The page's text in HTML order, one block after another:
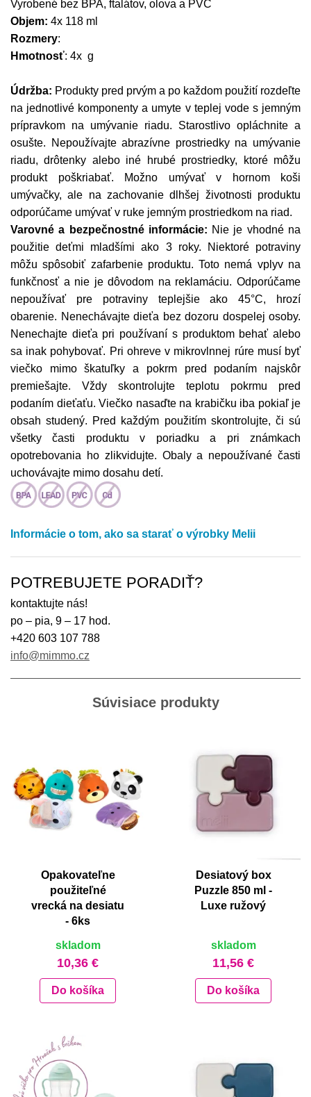
Vyrobené bez BPA, ftalátov, olova a PVC
Objem: 4x 118 ml
Rozmery:
Hmotnosť: 4x g
Údržba: Produkty pred prvým a po každom použití rozdeľte
na jednotlivé komponenty a umyte v teplej vode s jemným
prípravkom na umývanie riadu. Starostlivo opláchnite a
osušte. Nepoužívajte abrazívne prostriedky na umývanie
riadu, drôtenky alebo iné hrubé prostriedky, ktoré môžu
produkt poškriabať. Možno umývať v hornom koši
umývačky, ale na zachovanie dlhšej životnosti produktu
odporúčame umývať v ruke jemným prostriedkom na riad.
Varovné a bezpečnostné informácie: Nie je vhodné na
použitie deťmi mladšími ako 3 roky. Niektoré potraviny
môžu spôsobiť zafarbenie produktu. Toto nemá vplyv na
funkčnosť a nie je dôvodom na reklamáciu. Odporúčame
nepoužívať pre potraviny teplejšie ako 45°C, hrozí
obarenie. Nenechávajte dieťa bez dozoru dospelej osoby.
Nenechajte dieťa pri používaní s produktom behať alebo
sa inak pohybovať. Pri ohreve v mikrovlnnej rúre musí byť
viečko mimo škatuľky a pokrm pred podaním najskôr
premiešajte. Vždy skontrolujte teplotu pokrmu pred
podaním dieťaťu. Viečko nasaďte na krabičku iba pokiaľ je
obsah studený. Pred každým použitím skontrolujte, či sú
všetky časti produktu v poriadku a pri známkach
opotrebovania ho zlikvidujte. Obaly a nepoužívané časti
uchovávajte mimo dosahu detí.
Informácie o tom, ako sa starať o výrobky Melii
POTREBUJETE PORADIŤ?
kontaktujte nás!
po – pia, 9 – 17 hod.
+420 603 107 788
info@mimmo.cz
Súvisiace produkty
Opakovateľne
použiteľné
vrecká na desiatu
- 6ks
skladom
10,36 €
Do košíka
Desiatový box
Puzzle 850 ml -
Luxe ružový
skladom
11,56 €
Do košíka